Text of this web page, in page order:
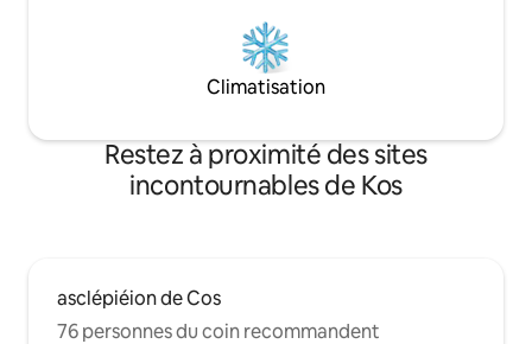
Climatisation
Restez à proximité des sites
incontournables de Kos
asclépiéion de Cos
76 personnes du coin recommandent